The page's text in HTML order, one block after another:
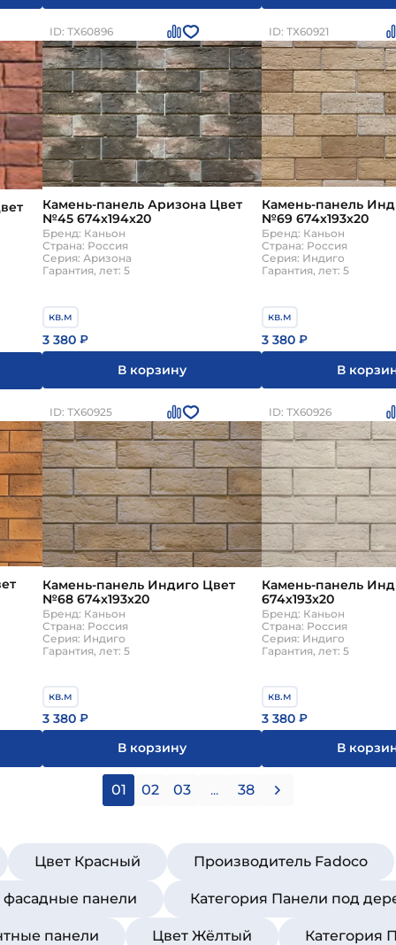
ID: ТХ60896
Камень-панель Аризона Цвет
№45 674х194х20
Бренд: Каньон
Страна: Россия
Серия: Аризона
Гарантия, лет: 5
кв.м
3 380 ₽
В корзину
ID: ТХ60921
Камень-панель
№69 674х193х20
Бренд: Каньон
Страна: Россия
Серия: Индиго
Гарантия, лет: 5
кв.м
3 380 ₽
В
ID: ТХ60925
Камень-панель Индиго Цвет
№68 674х193х20
Бренд: Каньон
Страна: Россия
Серия: Индиго
Гарантия, лет: 5
кв.м
3 380 ₽
В корзину
ID: ТХ60926
Камень-панель
674х193х20
Бренд: Каньон
Страна: Россия
Серия: Индиго
Гарантия, лет: 5
кв.м
3 380 ₽
В
01 02 03 ... 38
Цвет Красный Производитель Fadoco
панели Категория Панели под
панели Цвет Жёлтый Категория